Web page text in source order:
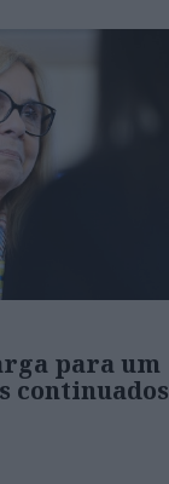
para um
continuados